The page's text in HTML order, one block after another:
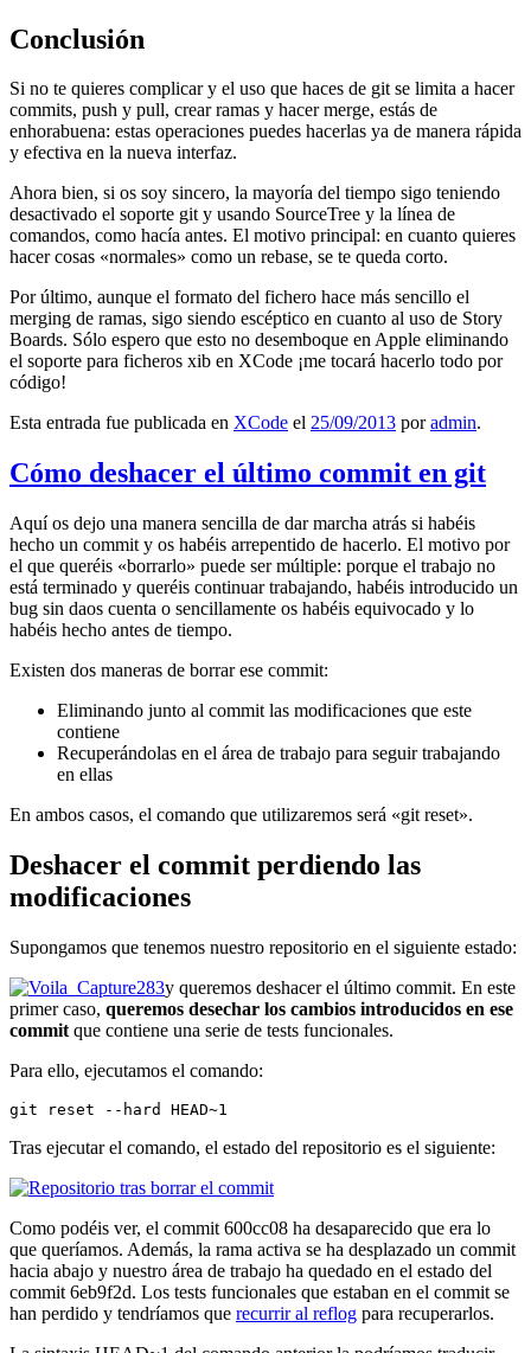
Conclusión
Si no te quieres complicar y el uso que haces de git se limita a hacer
commits, push y pull, crear ramas y hacer merge, estás de
enhorabuena: estas operaciones puedes hacerlas ya de manera rápida
y efectiva en la nueva interfaz.
Ahora bien, si os soy sincero, la mayoría del tiempo sigo teniendo
desactivado el soporte git y usando SourceTree y la línea de
comandos, como hacía antes. El motivo principal: en cuanto quieres
hacer cosas «normales» como un rebase, se te queda corto.
Por último, aunque el formato del fichero hace más sencillo el
merging de ramas, sigo siendo escéptico en cuanto al uso de Story
Boards. Sólo espero que esto no desemboque en Apple eliminando
el soporte para ficheros xib en XCode ¡me tocará hacerlo todo por
código!
Esta entrada fue publicada en XCode el 25/09/2013 poradmin.
Cómo deshacer el último commit en git
Aquí os dejo una manera sencilla de dar marcha atrás si habéis
hecho un commit y os habéis arrepentido de hacerlo. El motivo por
el que queréis «borrarlo» puede ser múltiple: porque el trabajo no
está terminado y queréis continuar trabajando, habéis introducido un
bug sin daos cuenta o sencillamente os habéis equivocado y lo
habéis hecho antes de tiempo.
Existen dos maneras de borrar ese commit:
Eliminando junto al commit las modificaciones que este
contiene
Recuperándolas en el área de trabajo para seguir trabajando
en ellas
En ambos casos, el comando que utilizaremos será «git reset».
Deshacer el commit perdiendo las
modificaciones
Supongamos que tenemos nuestro repositorio en el siguiente estado:
y queremos deshacer el último commit. En este
primer caso, queremos desechar los cambios introducidos en ese
commit que contiene una serie de tests funcionales.
Para ello, ejecutamos el comando:
git reset --hard HEAD~1
Tras ejecutar el comando, el estado del repositorio es el siguiente:
Como podéis ver, el commit 600cc08 ha desaparecido que era lo
que queríamos. Además, la rama activa se ha desplazado un commit
hacia abajo y nuestro área de trabajo ha quedado en el estado del
commit 6eb9f2d. Los tests funcionales que estaban en el commit se
han perdido y tendríamos que recurrir al reflog para recuperarlos.